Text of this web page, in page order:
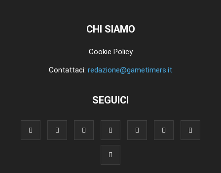
CHI SIAMO
Cookie Policy
Contattaci: redazione@gametimers.it
SEGUICI